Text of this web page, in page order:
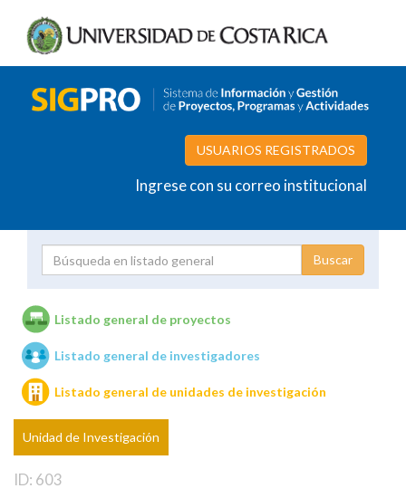
USUARIOS REGISTRADOS
Ingrese con su correo institucional
Unidades de investigación
Listado general de proyectos
Listado general de investigadores
Listado general de unidades de investigación
Unidad de Investigación
ID: 603